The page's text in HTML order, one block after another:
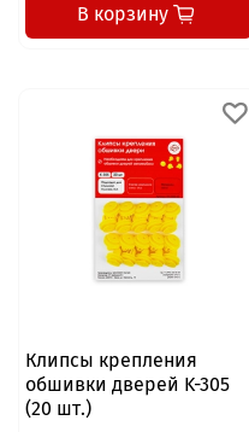
В корзину
Клипсы крепления
обшивки дверей K-305
(20 шт.)